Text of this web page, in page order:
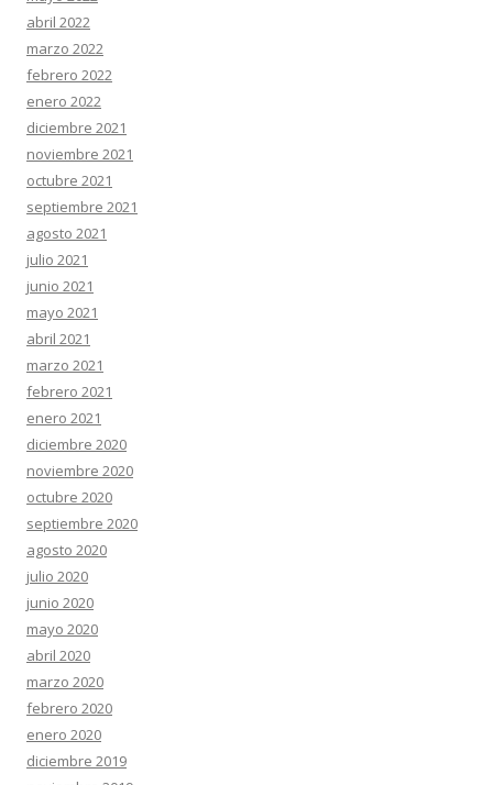
abril 2022
marzo 2022
febrero 2022
enero 2022
diciembre 2021
noviembre 2021
octubre 2021
septiembre 2021
agosto 2021
julio 2021
junio 2021
mayo 2021
abril 2021
marzo 2021
febrero 2021
enero 2021
diciembre 2020
noviembre 2020
octubre 2020
septiembre 2020
agosto 2020
julio 2020
junio 2020
mayo 2020
abril 2020
marzo 2020
febrero 2020
enero 2020
diciembre 2019